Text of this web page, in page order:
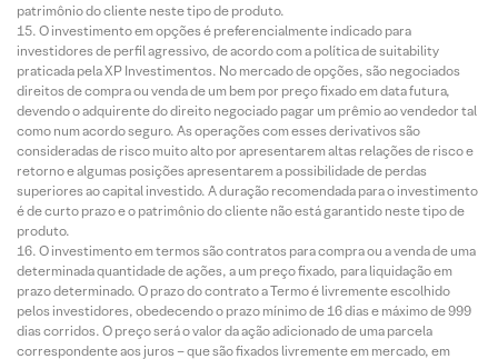
patrimônio do cliente neste tipo de produto.
O investimento em opções é preferencialmente indicado para
investidores de perfil agressivo, de acordo com a política de suitability
praticada pela XP Investimentos. No mercado de opções, são negociados
direitos de compra ou venda de um bem por preço fixado em data futura,
devendo o adquirente do direito negociado pagar um prêmio ao vendedor tal
como num acordo seguro. As operações com esses derivativos são
consideradas de risco muito alto por apresentarem altas relações de risco e
retorno e algumas posições apresentarem a possibilidade de perdas
superiores ao capital investido. A duração recomendada para o investimento
é de curto prazo e o patrimônio do cliente não está garantido neste tipo de
produto.
O investimento em termos são contratos para compra ou a venda de uma
determinada quantidade de ações, a um preço fixado, para liquidação em
prazo determinado. O prazo do contrato a Termo é livremente escolhido
pelos investidores, obedecendo o prazo mínimo de 16 dias e máximo de 999
dias corridos. O preço será o valor da ação adicionado de uma parcela
correspondente aos juros – que são fixados livremente em mercado, em